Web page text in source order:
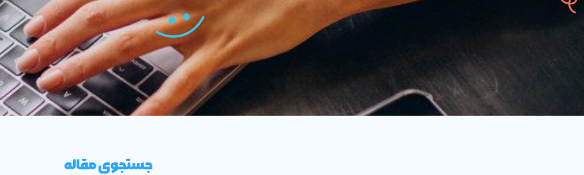
جستجوی مقاله